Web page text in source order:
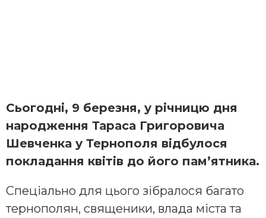
Сьогодні, 9 березня, у річницю дня
народження Тараса Григоровича
Шевченка у Тернополя відбулося
покладання квітів до його пам’ятника.
Спеціально для цього зібралося багато
тернополян, священики, влада міста та